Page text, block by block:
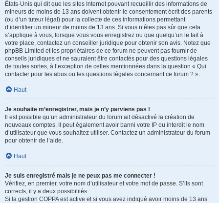
États-Unis qui dit que les sites Internet pouvant recueillir des informations de
mineurs de moins de 13 ans doivent obtenir le consentement écrit des parents
(ou d’un tuteur légal) pour la collecte de ces informations permettant
d’identifier un mineur de moins de 13 ans. Si vous n’êtes pas sûr que cela
s’applique à vous, lorsque vous vous enregistrez ou que quelqu’un le fait à
votre place, contactez un conseiller juridique pour obtenir son avis. Notez que
phpBB Limited et les propriétaires de ce forum ne peuvent pas fournir de
conseils juridiques et ne sauraient être contactés pour des questions légales
de toutes sortes, à l’exception de celles mentionnées dans la question « Qui
contacter pour les abus ou les questions légales concernant ce forum ? ».
Haut
Je souhaite m’enregistrer, mais je n’y parviens pas !
Il est possible qu’un administrateur du forum ait désactivé la création de
nouveaux comptes. Il peut également avoir banni votre IP ou interdit le nom
d’utilisateur que vous souhaitez utiliser. Contactez un administrateur du forum
pour obtenir de l’aide.
Haut
Je suis enregistré mais je ne peux pas me connecter !
Vérifiez, en premier, votre nom d’utilisateur et votre mot de passe. S’ils sont
corrects, il y a deux possibilités :
Si la gestion COPPA est active et si vous avez indiqué avoir moins de 13 ans